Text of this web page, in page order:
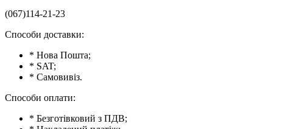
(067)114-21-23
Способи доставки:
* Нова Пошта;
* SAT;
* Самовивіз.
Способи оплати:
* Безготівковий з ПДВ;